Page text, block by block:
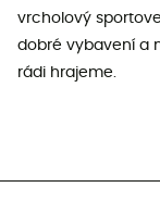
vrcholový
dobré vybavení a
rádi hrajeme.